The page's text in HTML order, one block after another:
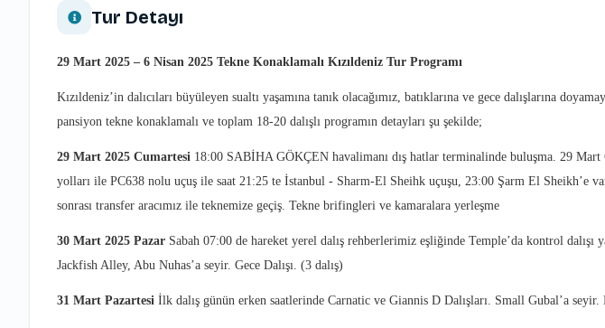
Tur Detayı
29 Mart 2025 – 6 Nisan 2025 Tekne Konaklamalı Kızıldeniz Tur Programı
Kızıldeniz’in dalıcıları büyüleyen sualtı yaşamına tanık olacağımız, batıklarına ve gece dalışlarına
pansiyon tekne konaklamalı ve toplam 18-20 dalışlı programın detayları şu şekilde;
29 Mart 2025 Cumartesi 18:00 SABİHA GÖKÇEN havalimanı dış hatlar terminalinde buluşma. 29
yolları ile PC638 nolu uçuş ile saat 21:25 te İstanbul - Sharm-El Sheihk uçuşu, 23:00 Şarm El Sheikh’e
sonrası transfer aracımız ile teknemize geçiş. Tekne brifingleri ve kamaralara yerleşme
30 Mart 2025 Pazar Sabah 07:00 de hareket yerel dalış rehberlerimiz eşliğinde Temple’da kontrol dalışı
Jackfish Alley, Abu Nuhas’a seyir. Gece Dalışı. (3 dalış)
31 Mart Pazartesi İlk dalış günün erken saatlerinde Carnatic ve Giannis D Dalışları. Small Gubal’a seyir.